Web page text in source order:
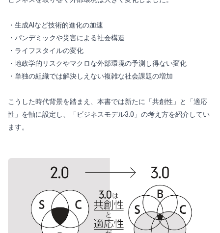
・生成AIなど技術的進化の加速
・パンデミックや災害による社会構造
・ライフスタイルの変化
・地政学的リスクやマクロな外部環境の予測し得ない変化
・単独の組織では解決しえない複雑な社会課題の増加
こうした時代背景を踏まえ、本書では新たに「共創性」と「適応
性」を軸に設定し、「ビジネスモデル3.0」の考え方を紹介してい
ます。